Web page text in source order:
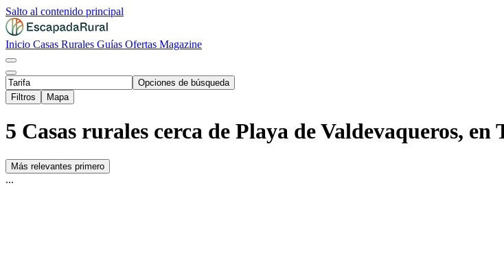
Salto al contenido principal
Inicio Casas Rurales Guías Ofertas Magazine
Opciones de búsqueda
Filtros
Mapa
5 Casas rurales cerca de Playa de Valdevaqueros, en
Más relevantes primero
...